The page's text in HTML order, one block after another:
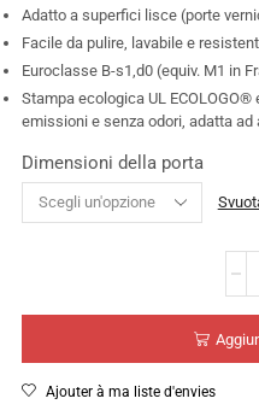
Adatto a superfici lisce (porte
Facile da pulire, lavabile e
Euroclasse B-s1,d0 (equiv. M1 in
Stampa ecologica UL ECOLOGO®
emissioni e senza odori, adatta
Dimensioni della porta
Ajouter à ma liste d'envies